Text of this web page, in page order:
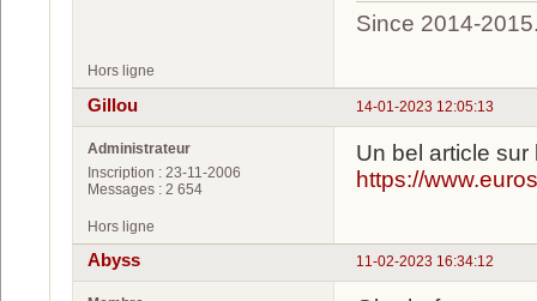
Since 2014-
Hors ligne
14-01-2023 12:05:13
Gillou
Administrateur
Inscription : 23-11-2006
Messages : 2 654
Un bel article sur
https://
Hors ligne
11-02-2023 16:34:12
Abyss